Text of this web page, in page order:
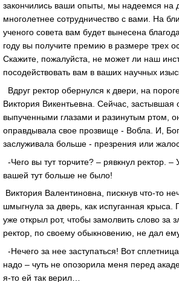
закончились ваши опыты, мы надеемся на
многолетнее сотрудничество с вами. На
ученого совета вам будет вынесена
году вы получите премию в размере трех
Скажите, пожалуйста, не может ли наш
посодействовать вам в ваших научных
Вдруг ректор обернулся к двери, на
Виктория Викентьевна. Сейчас, застывшая
выпученными глазами и разинутым ртом,
оправдывала свое прозвище - Вобла. И, Бог
заслуживала больше - презрения или
-Чего вы тут торчите? – рявкнул ректор. –
вашей тут больше не было!
Виктория Валентиновна, пискнув что-то
шмыгнула за дверь, как испуганная
уже открыл рот, чтобы замолвить слово за
ректор, по своему обыкновению, не дал
-Нечего за нее заступаться! Вот
надо – чуть не опозорила меня перед
я-то ей так верил…